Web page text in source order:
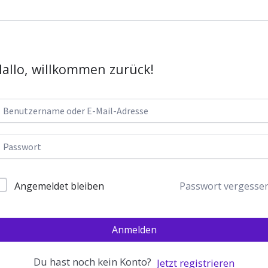
willkommen zurück!
Angemeldet bleiben Passwort
Anmelden
Du hast noch kein Konto? Jetzt registrieren